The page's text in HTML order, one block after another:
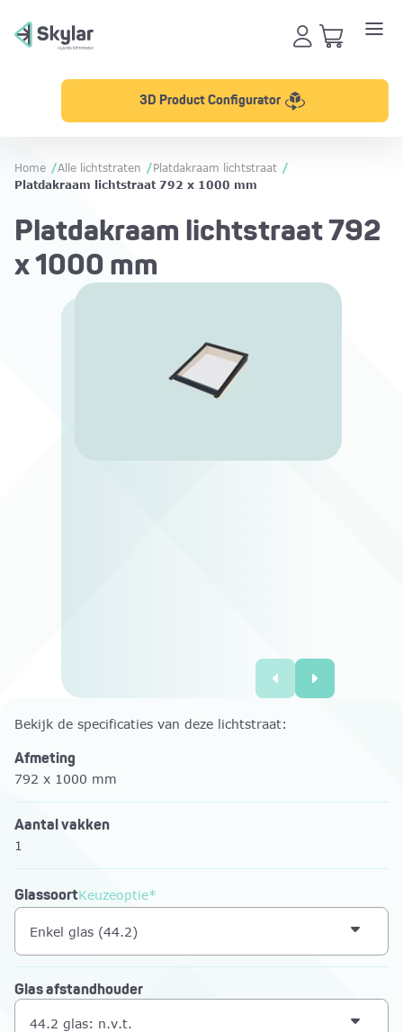
3D Product Configurator
Home /Alle lichtstraten /Platdakraam lichtstraat /
Platdakraam lichtstraat 792 x 1000 mm
Platdakraam lichtstraat 792
x 1000 mm
Bekijk de specificaties van deze lichtstraat:
Afmeting
792 x 1000 mm
Aantal vakken
1
GlassoortKeuzeoptie*
Enkel glas (44.2)
Glas afstandhouder
44.2 glas: n.v.t.